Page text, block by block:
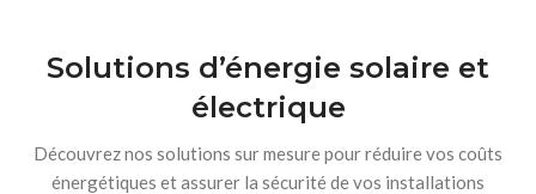
Solutions d’énergie solaire et
électrique
Découvrez nos solutions sur mesure pour réduire vos coûts
énergétiques et assurer la sécurité de vos installations